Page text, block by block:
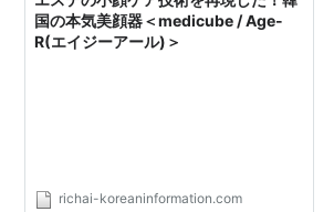
国の本気美顔器＜medicube / Age-
R(エイジーアール)＞
richai-koreaninformation.com